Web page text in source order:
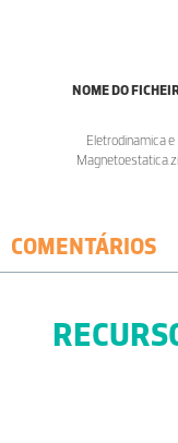
NOME DO
Eletrodinamica e
COMENTÁRIOS